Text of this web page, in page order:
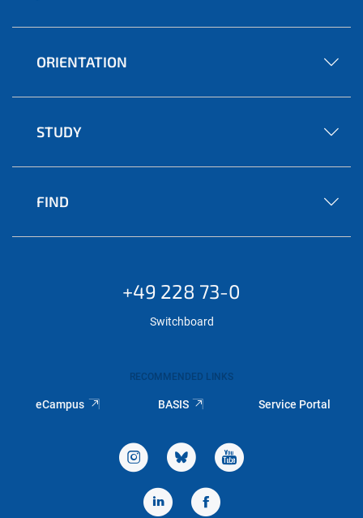
ORIENTATION
STUDY
FIND
+49 228 73-0
Switchboard
RECOMMENDED LINKS
eCampus BASIS Service Portal